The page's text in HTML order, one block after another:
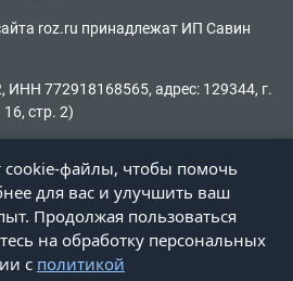
roz.ru принадлежат ИП Савин
772918168565, адрес: 129344, г.
стр. 2)
сайте?
cookie-файлы, чтобы помочь
для вас и улучшить ваш
Продолжая пользоваться
на обработку персональных
с политикой